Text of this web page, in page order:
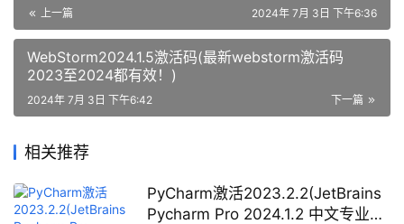
上一篇 2024年 7月 3日 下午6:36
WebStorm2024.1.5激活码(最新webstorm激活码
2023至2024都有效！)
下一篇
2024年 7月 3日 下午6:42
相关推荐
PyCharm激活2023.2.2(JetBrains
Pycharm Pro 2024.1.2 中文专业免